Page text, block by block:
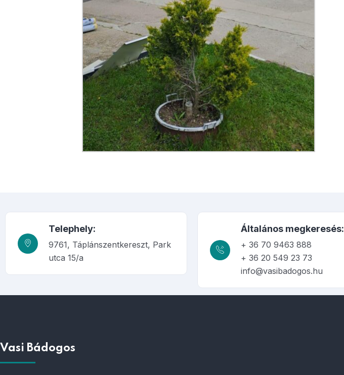
Telephely:
9761, Táplánszentkereszt, Park
utca 15/a
Általános megkeresés:
+ 36 70 9463 888
+ 36 20 549 23 73
info@vasibadogos.hu
Vasi Bádogos